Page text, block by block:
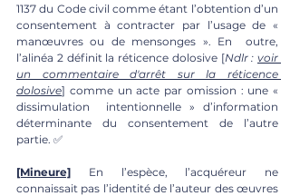
1137 du Code civil comme étant l’obtention d’un
consentement à contracter par l’usage de «
manœuvres ou de mensonges ». En  outre,
l’alinéa 2 définit la réticence dolosive [Ndlr : voir
un commentaire d'arrêt sur la réticence
dolosive] comme un acte par omission : une «
dissimulation  intentionnelle » d’information
déterminante du consentement de l’autre
partie. ✅
[Mineure]
En l’espèce, l’acquéreur ne
connaissait pas l’identité de l’auteur des œuvres